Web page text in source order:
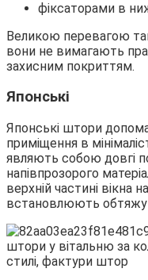
фіксаторами в
Великою перевагою
вони не вимагають
захисним покриттям.
Японські
Японські штори
приміщення в
являють собою довгі
напівпрозорого
верхній частині вікна
встановлюють